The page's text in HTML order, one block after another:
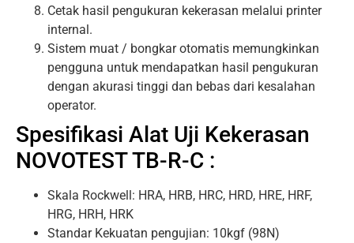
Cetak hasil pengukuran kekerasan melalui printer
internal.
Sistem muat / bongkar otomatis memungkinkan
pengguna untuk mendapatkan hasil pengukuran
dengan akurasi tinggi dan bebas dari kesalahan
operator.
Spesifikasi Alat Uji Kekerasan
NOVOTEST TB-R-C :
Skala Rockwell: HRA, HRB, HRC, HRD, HRE, HRF,
HRG, HRH, HRK
Standar Kekuatan pengujian: 10kgf (98N)